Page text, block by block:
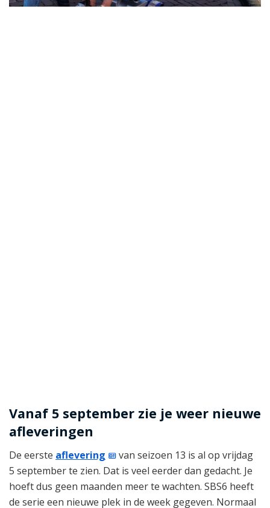
Vanaf 5 september zie je weer nieuwe
afleveringen
De eerste aflevering
van seizoen 13 is al op vrijdag
5 september te zien. Dat is veel eerder dan gedacht. Je
hoeft dus geen maanden meer te wachten. SBS6 heeft
de serie een nieuwe plek in de week gegeven. Normaal